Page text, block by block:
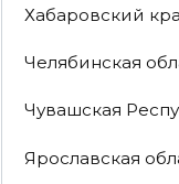
Хабаровский
Челябинская
Чувашская
Ярославская